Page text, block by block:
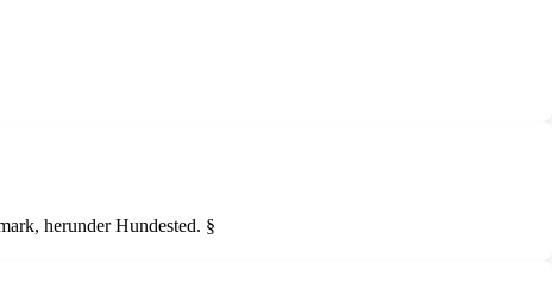
herunder Hundested. §